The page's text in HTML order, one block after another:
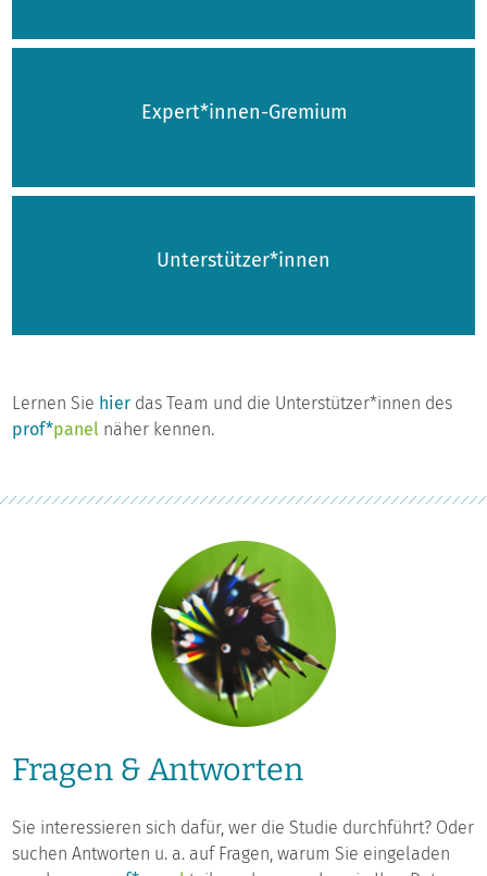
Expert*innen-Gremium
Unterstützer*innen
Lernen Sie hier das Team und die Unterstützer*innen des
prof*panel näher kennen.
Fragen & Antworten
Sie interessieren sich dafür, wer die Studie durchführt? Oder
suchen Antworten u. a. auf Fragen, warum Sie eingeladen